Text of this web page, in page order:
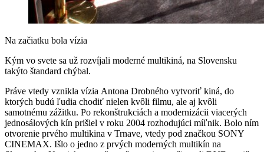
Na začiatku bola vízia
Kým vo svete sa už rozvíjali moderné multikiná, na Slovensku
takýto štandard chýbal.
Práve vtedy vznikla vízia Antona Drobného vytvoriť kiná, do
ktorých budú ľudia chodiť nielen kvôli filmu, ale aj kvôli
samotnému zážitku. Po rekonštrukciách a modernizácii viacerých
jednosálových kín prišiel v roku 2004 rozhodujúci míľnik. Bolo ním
otvorenie prvého multikina v Trnave, vtedy pod značkou SONY
CINEMAX. Išlo o jedno z prvých moderných multikín na